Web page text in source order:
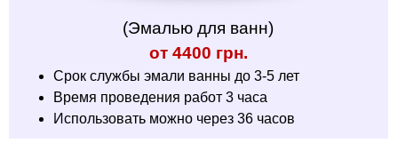
(Эмалью для ванн)
от 4400 грн.
Срок службы эмали ванны до 3-5 лет
Время проведения работ 3 часа
Использовать можно через 36 часов